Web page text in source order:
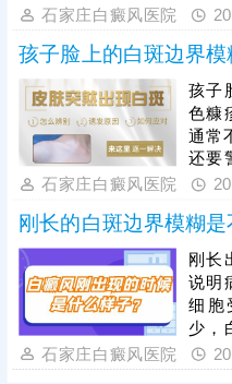
案，
光，
进黑
令表
治疗
不良
结合
石家庄白癜风医院
孩子脸上的白斑边界
孩子
色糠
通常
还要
坦，
情况
做检
病情
祛白
石家庄白癜风医院
刚长的白斑边界模糊
刚长
说明
细胞
少，
未完
需要
石家庄白癜风医院